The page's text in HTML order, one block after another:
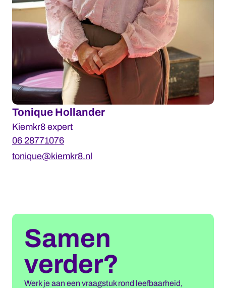
Tonique Hollander
Kiemkr8 expert
06 28771076
tonique@kiemkr8.nl
Samen
verder?
Werk je aan een vraagstuk rond leefbaarheid,